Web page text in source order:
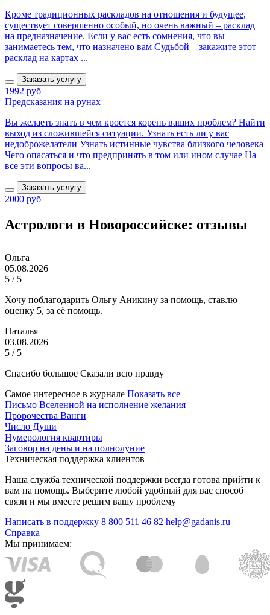
Кроме традиционных раскладов на отношения и будущее,
существует совершенно особый, но очень важный – расклад
на предназначение. Если у вас есть сомнения, что вы
занимаетесь тем, что назначено вам Судьбой – закажите этот
расклад на картах ...
Заказать услугу
1992 руб
Предсказания на рунах
Вы желаеть знать в чем кроется корень ваших проблем? Найти
выход из сложившейся ситуации. Узнать есть ли у вас
недоброжелатели Узнать истинные чувства близкого человека
Чего опасаться и что предпринять в том или ином случае На
все эти вопросы ва...
Заказать услугу
2000 руб
Астрологи в Новороссийске: отзывы
Ольга
05.08.2026
5 / 5
Хочу поблагодарить Ольгу Аникину за помощь, ставлю
оценку 5, за её помощь.
Наталья
03.08.2026
5 / 5
Спасибо большое Сказали всю правду
Самое интересное в журнале Показать все
Письмо Вселенной на исполнение желания
Пророчества Ванги
Число Души
Нумерология квартиры
Заговор на деньги на полнолуние
Техническая поддержка клиентов
Наша служба технической поддержки всегда готова прийти к
вам на помощь. Выберите любой удобный для вас способ
связи и мы вместе решим вашу проблему
Написать в поддержку 8 800 511 46 82 help@gadanis.ru
Справка
Мы принимаем: